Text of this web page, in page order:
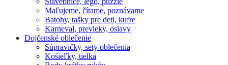
Maľujeme, čítame, poznávame
Batohy, tašky pre deti, kufre
Karneval, prevleky, oslavy
Dojčenské oblečenie
Súpravičky, sety oblečenia
Košieľky, tielka